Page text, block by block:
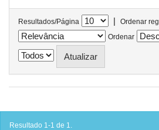
Resultados/Página |
Ordenar
Ordenar
Resultado 1-1 de 1.